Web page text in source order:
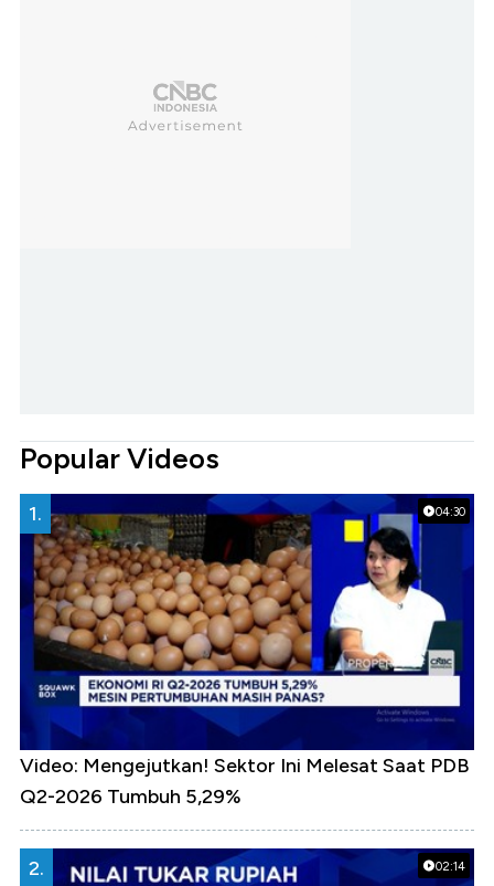
Popular Videos
04:30
1.
Video: Mengejutkan! Sektor Ini Melesat Saat PDB
Q2-2026 Tumbuh 5,29%
02:14
2.